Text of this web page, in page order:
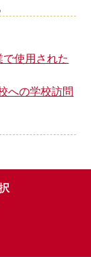
使用された
への学校訪問